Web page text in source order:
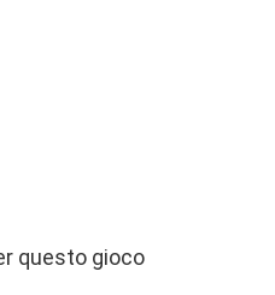
questo gioco